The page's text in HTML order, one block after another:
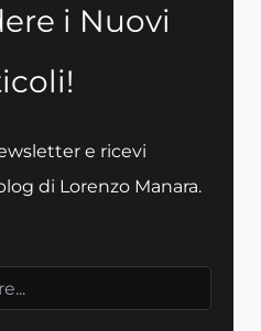
i Nuovi
e ricevi
di Lorenzo Manara.